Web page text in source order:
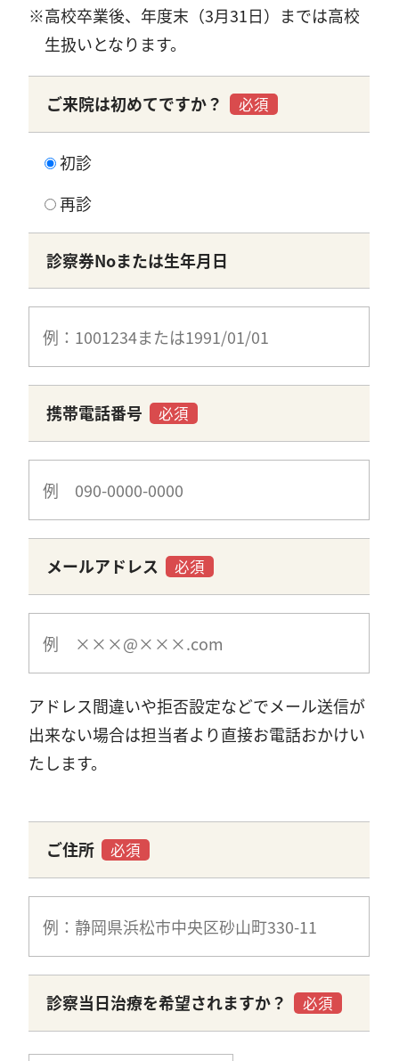
高校卒業後、年度末（3月31日）までは高校
生扱いとなります。
ご来院は初めてですか？ 必須
初診
再診
診察券Noまたは生年月日
携帯電話番号 必須
メールアドレス 必須
アドレス間違いや拒否設定などでメール送信が
出来ない場合は担当者より直接お電話おかけい
たします。
ご住所 必須
診察当日治療を希望されますか？ 必須